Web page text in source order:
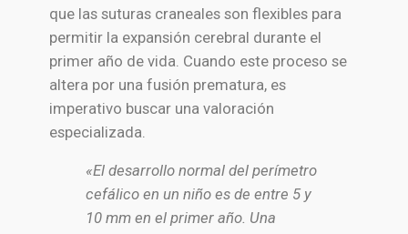
que las suturas craneales son flexibles para
permitir la expansión cerebral durante el
primer año de vida. Cuando este proceso se
altera por una fusión prematura, es
imperativo buscar una valoración
especializada.
«El desarrollo normal del perímetro
cefálico en un niño es de entre 5 y
10 mm en el primer año. Una